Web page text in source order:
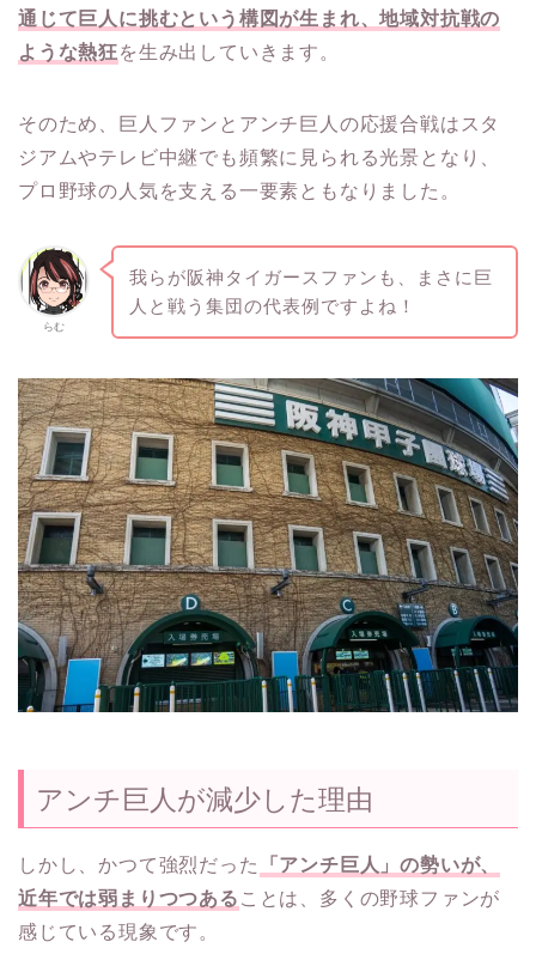
通じて巨人に挑むという構図が生まれ、地域対抗戦の
ような熱狂を生み出していきます。
そのため、巨人ファンとアンチ巨人の応援合戦はスタ
ジアムやテレビ中継でも頻繁に見られる光景となり、
プロ野球の人気を支える一要素ともなりました。
らむ
我らが阪神タイガースファンも、まさに巨
人と戦う集団の代表例ですよね！
アンチ巨人が減少した理由
しかし、かつて強烈だった 「アンチ巨人」の勢いが、
近年では弱まりつつあることは、多くの野球ファンが
感じている現象です。